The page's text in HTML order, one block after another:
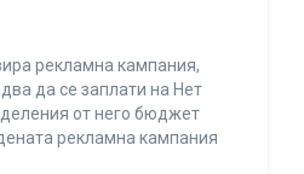
рекламна кампания,
да се заплати на Нет
от него бюджет
рекламна кампания